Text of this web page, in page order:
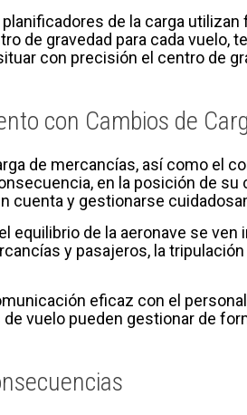
de la carga
de gravedad para cada vuelo,
con precisión el centro de
con Cambios de
de mercancías, así como el
en la posición de
cuenta y gestionarse
equilibrio de la aeronave se
y pasajeros, la
eficaz con el
de vuelo pueden gestionar de